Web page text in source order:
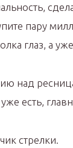
пару
глаз, а
над
есть,
стрелки.